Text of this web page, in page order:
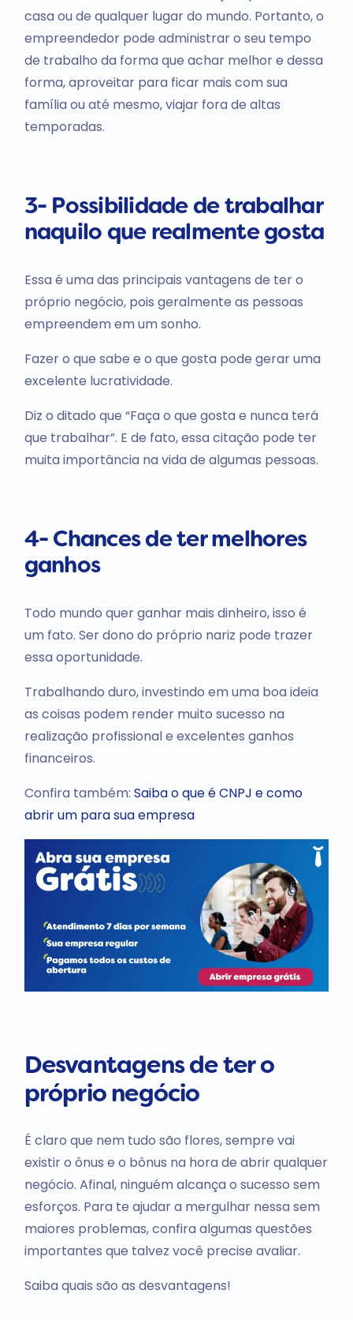
casa ou de qualquer lugar do mundo. Portanto, o
empreendedor pode administrar o seu tempo
de trabalho da forma que achar melhor e dessa
forma, aproveitar para ficar mais com sua
família ou até mesmo, viajar fora de altas
temporadas.
3- Possibilidade de trabalhar
naquilo que realmente gosta
Essa é uma das principais vantagens de ter o
próprio negócio, pois geralmente as pessoas
empreendem em um sonho.
Fazer o que sabe e o que gosta pode gerar uma
excelente lucratividade.
Diz o ditado que “Faça o que gosta e nunca terá
que trabalhar”. E de fato, essa citação pode ter
muita importância na vida de algumas pessoas.
4- Chances de ter melhores
ganhos
Todo mundo quer ganhar mais dinheiro, isso é
um fato. Ser dono do próprio nariz pode trazer
essa oportunidade.
Trabalhando duro, investindo em uma boa ideia
as coisas podem render muito sucesso na
realização profissional e excelentes ganhos
financeiros.
Confira também: Saiba o que é CNPJ e como
abrir um para sua empresa
Desvantagens de ter o
próprio negócio
É claro que nem tudo são flores, sempre vai
existir o ônus e o bônus na hora de abrir qualquer
negócio. Afinal, ninguém alcança o sucesso sem
esforços. Para te ajudar a mergulhar nessa sem
maiores problemas, confira algumas questões
importantes que talvez você precise avaliar.
Saiba quais são as desvantagens!